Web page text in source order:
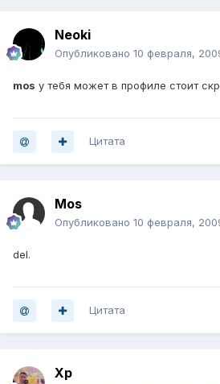
Neoki
Опубликовано 10 февраля,
mos у тебя может в профиле стоит
Цитата
Mos
Опубликовано 10 февраля,
del.
Цитата
Хр